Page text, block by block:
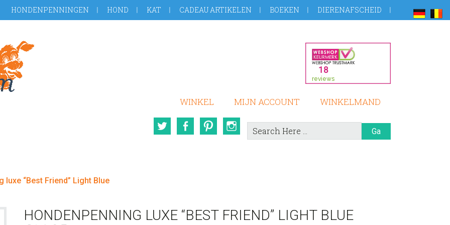
HONDENPENNINGEN HOND KAT CADEAU ARTIKELEN BOEKEN DIERENAFSCHEID
WINKEL MIJN ACCOUNT WINKELMAND
Search
Here
TwitterFacebookPinterestInstagram
luxe “Best Friend” Light Blue
HONDENPENNING LUXE “BEST FRIEND” LIGHT BLUE